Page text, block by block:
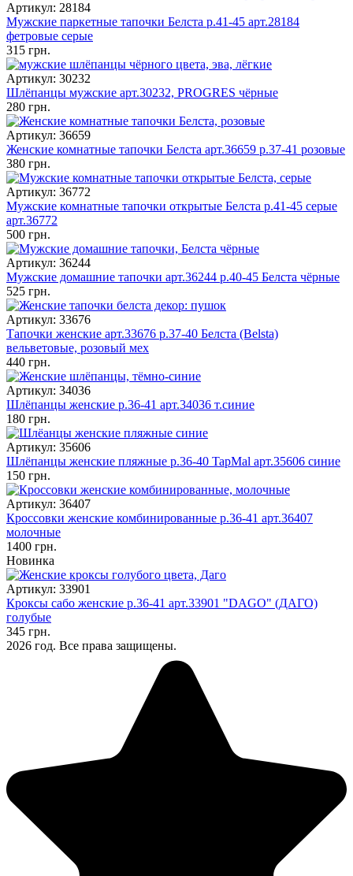
Артикул: 28184
Мужские паркетные тапочки Белста р.41-45 арт.28184
фетровые серые
315 грн.
Артикул: 30232
Шлёпанцы мужские арт.30232, PROGRES чёрные
280 грн.
Артикул: 36659
Женские комнатные тапочки Белста арт.36659 р.37-41 розовые
380 грн.
Артикул: 36772
Мужские комнатные тапочки открытые Белста р.41-45 серые
арт.36772
500 грн.
Артикул: 36244
Мужские домашние тапочки арт.36244 р.40-45 Белста чёрные
525 грн.
Артикул: 33676
Тапочки женские арт.33676 р.37-40 Белста (Belsta)
вельветовые, розовый мех
440 грн.
Артикул: 34036
Шлёпанцы женские р.36-41 арт.34036 т.синие
180 грн.
Артикул: 35606
Шлёпанцы женские пляжные р.36-40 TapMal арт.35606 синие
150 грн.
Артикул: 36407
Кроссовки женские комбинированные р.36-41 арт.36407
молочные
1400 грн.
Новинка
Артикул: 33901
Кроксы сабо женские р.36-41 арт.33901 "DAGO" (ДАГО)
голубые
345 грн.
2026 год. Все права защищены.